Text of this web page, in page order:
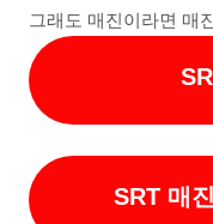
그래도 매진이라면 매
SRT 매